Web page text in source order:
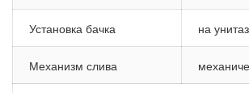
Установка бачка на унитаз
Механизм слива